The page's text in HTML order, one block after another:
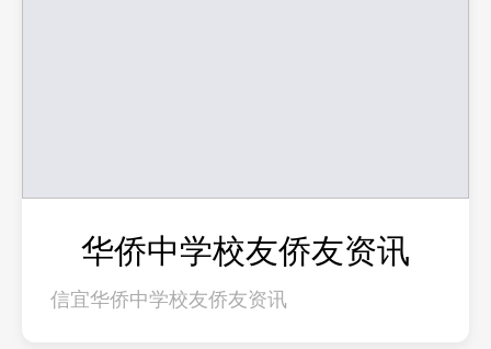
华侨中学校友侨友资讯
信宜华侨中学校友侨友资讯